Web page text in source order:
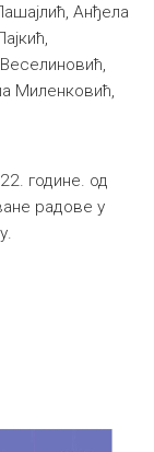
Анђела
Миленковић,
године. од
радове у